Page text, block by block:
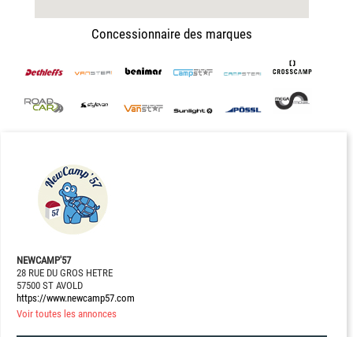
Concessionnaire des marques
NEWCAMP'57
28 RUE DU GROS HETRE
57500 ST AVOLD
https://www.newcamp57.com
Voir toutes les annonces